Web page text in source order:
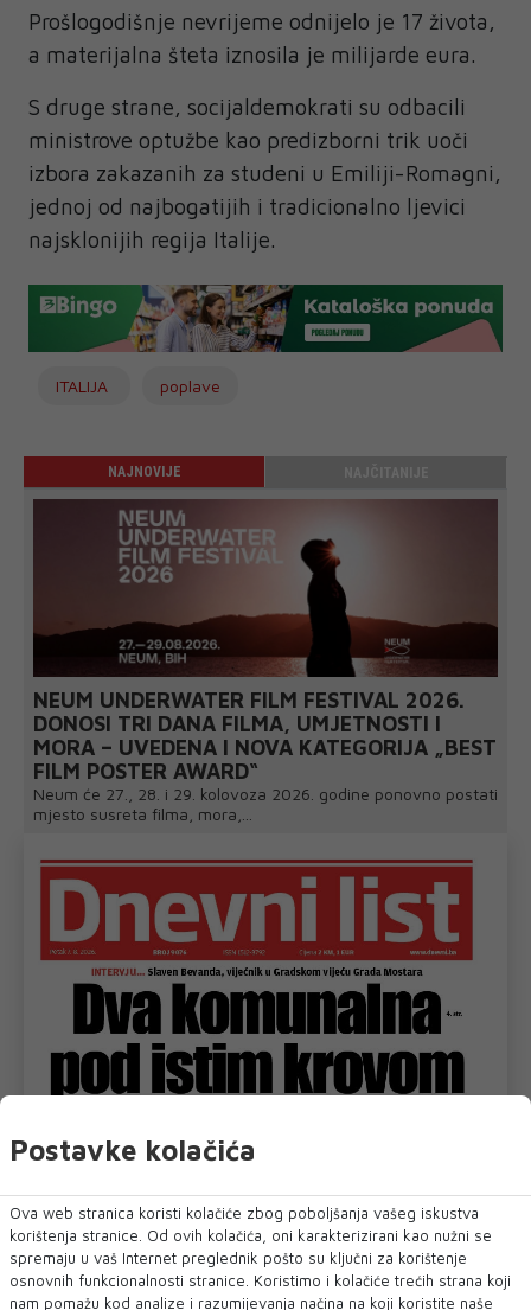
Prošlogodišnje nevrijeme odnijelo je 17 života,
a materijalna šteta iznosila je milijarde eura.
S druge strane, socijaldemokrati su odbacili
ministrove optužbe kao predizborni trik uoči
izbora zakazanih za studeni u Emiliji-Romagni,
jednoj od najbogatijih i tradicionalno ljevici
najsklonijih regija Italije.
ITALIJA poplave
NAJNOVIJE
NEUM UNDERWATER FILM FESTIVAL 2026.
DONOSI TRI DANA FILMA, UMJETNOSTI I
MORA – UVEDENA I NOVA KATEGORIJA „BEST
FILM POSTER AWARD“
Neum će 27., 28. i 29. kolovoza 2026. godine ponovno postati
mjesto susreta filma, mora,...
Postavke kolačića
Ova web stranica koristi kolačiće zbog poboljšanja vašeg iskustva
korištenja stranice. Od ovih kolačića, oni karakterizirani kao nužni se
spremaju u vaš Internet preglednik pošto su ključni za korištenje
osnovnih funkcionalnosti stranice. Koristimo i kolačiće trećih strana koji
nam pomažu kod analize i razumijevanja načina na koji koristite naše